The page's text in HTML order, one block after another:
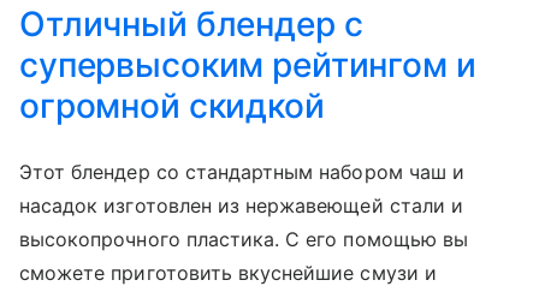
Отличный блендер с
супервысоким рейтингом и
огромной скидкой
Этот блендер со стандартным набором чаш и
насадок изготовлен из нержавеющей стали и
высокопрочного пластика. С его помощью вы
сможете приготовить вкуснейшие смузи и